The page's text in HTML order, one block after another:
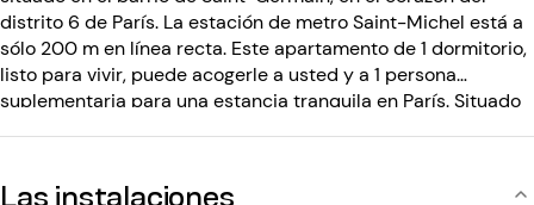
distrito 6 de París. La estación de metro Saint-Michel está a
sólo 200 m en línea recta. Este apartamento de 1 dormitorio,
listo para vivir, puede acogerle a usted y a 1 persona
suplementaria para una estancia tranquila en París. Situado
con WiFi, así que sólo tiene que instalarse con sus maletas.
Las instalaciones